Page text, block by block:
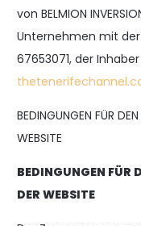
von BELMION
Unternehmen mit
67653071, der
BEDINGUNGEN FÜR
WEBSITE
BEDINGUNGEN FÜR
DER WEBSITE